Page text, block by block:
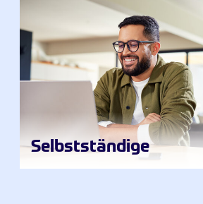
Selbstständige